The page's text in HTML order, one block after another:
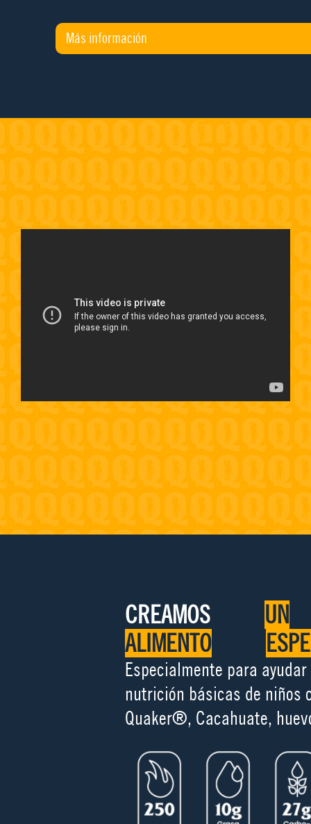
Más información
CREAMOS
UN
ALIMENTO
Especialmente para
nutrición básicas de niños
Quaker®, Cacahuate,